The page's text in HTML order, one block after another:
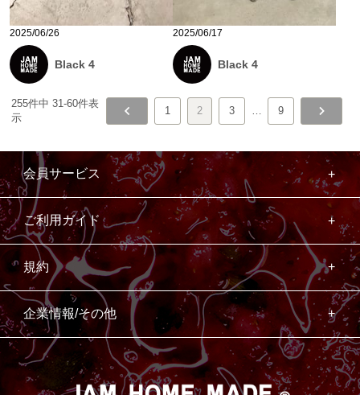
2025/06/26
Black 4
2025/06/17
Black 4
255件中 31-60件表
示
1 2 3 … 9
会員サービス
ご利用ガイド
規約
企業情報/その他